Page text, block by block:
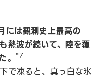
には観測史上最高の
熱波が続いて、陸を覆
。
*7
で凍ると、真っ白な氷